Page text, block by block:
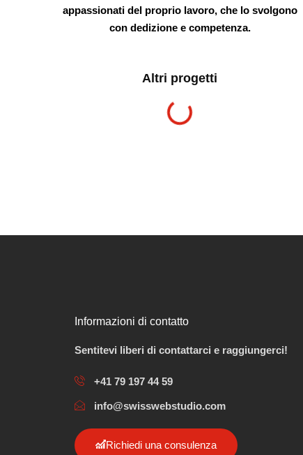
appassionati del proprio lavoro, che lo svolgono
con dedizione e competenza.
Altri progetti
Informazioni di contatto
Sentitevi liberi di contattarci e raggiungerci!
+41 79 197 44 59
info@swisswebstudio.com
Richiedi una consulenza